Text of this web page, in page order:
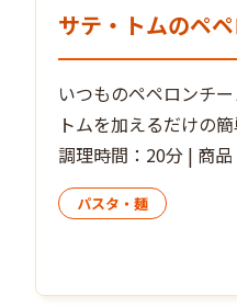
サテ・トムのペ
いつものペペロンチ
トムを加えるだけの
みでお皿に盛ったお料
じ１程度をのせ”追い
レモングラスの香りが
調理時間：20分 | 商
パスタ・麺